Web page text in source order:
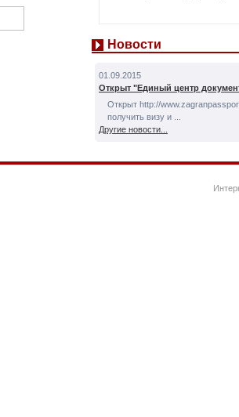
Новости
01.09.2015
Открыт "Единый центр
Открыт http://
получить визу и ...
Другие новости...